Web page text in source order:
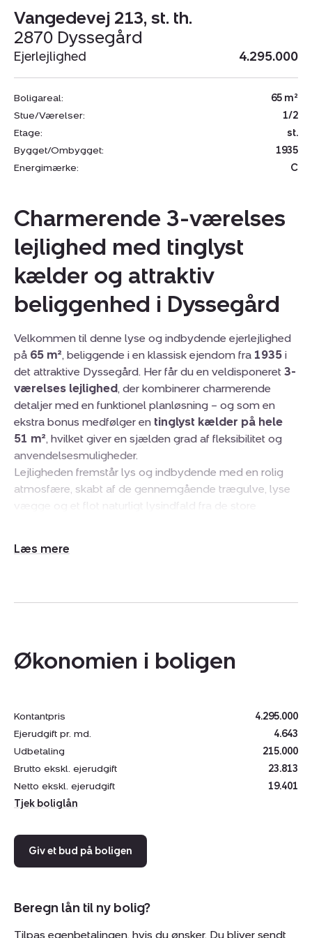
Vangedevej 213, st. th.
2870 Dyssegård
Ejerlejlighed 4.295.000
Boligareal:
65 m²
Stue/Værelser:
1/2
Etage:
st.
Bygget/Ombygget:
1935
Energimærke:
C
Charmerende 3-værelses
lejlighed med tinglyst
kælder og attraktiv
beliggenhed i Dyssegård
Velkommen til denne lyse og indbydende ejerlejlighed
på 65 m², beliggende i en klassisk ejendom fra 1935 i
det attraktive Dyssegård. Her får du en veldisponeret 3-
værelses lejlighed, der kombinerer charmerende
detaljer med en funktionel planløsning – og som en
ekstra bonus medfølger en tinglyst kælder på hele
51 m², hvilket giver en sjælden grad af fleksibilitet og
anvendelsesmuligheder.
Lejligheden fremstår lys og indbydende med en rolig
atmosfære, skabt af de gennemgående trægulve, lyse
vægge og et flot naturligt lysindfald fra de store
værelser med mange anvendelsesmuligheder samt et
udtryk.
hjemmet opleves både rummeligt og velfungerende.
Tinglyst kælder med mange muligheder
En særlig kvalitet ved boligen er den
på 51 m², som tilfører en lang række
anvendelsesmuligheder. Her findes blandt andet
tekøkken, badeværelse og to disponible rum
, der
kan benyttes til hjemmekontor, gæsteafdeling,
behov.
Beliggenheden på Vangedevej giver nem adgang til alt
Økonomien i boligen
Kontantpris
4.295.000
Ejerudgift pr. md.
4.643
Udbetaling
215.000
Brutto ekskl. ejerudgift
23.813
Netto ekskl. ejerudgift
19.401
Tjek boliglån
Giv et bud på boligen
Beregn lån til ny bolig?
Tilpas egenbetalingen, hvis du ønsker. Du bliver sendt